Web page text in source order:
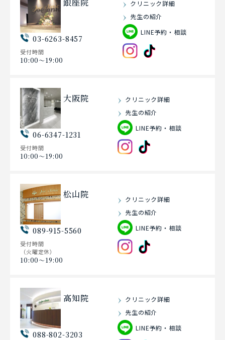
03-6263-8457
受付時間
10:00〜19:00
クリニック詳細
先生の紹介
LINE予約・相談
大阪院
06-6347-1231
受付時間
10:00〜19:00
クリニック詳細
先生の紹介
LINE予約・相談
松山院
089-915-5560
受付時間
（火曜定休）
10:00〜19:00
クリニック詳細
先生の紹介
LINE予約・相談
高知院
088-802-3203
クリニック詳細
先生の紹介
LINE予約・相談